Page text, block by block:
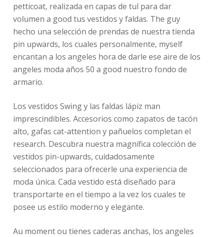
petticoat, realizada en capas de tul para dar
volumen a good tus vestidos y faldas. The guy
hecho una selección de prendas de nuestra tienda
pin upwards, los cuales personalmente, myself
encantan a los angeles hora de darle ese aire de los
angeles moda años 50 a good nuestro fondo de
armario.
Los vestidos Swing y las faldas lápiz man
imprescindibles. Accesorios como zapatos de tacón
alto, gafas cat-attention y pañuelos completan el
research. Descubra nuestra magnífica colección de
vestidos pin-upwards, cuidadosamente
seleccionados para ofrecerle una experiencia de
moda única. Cada vestido está diseñado para
transportarte en el tiempo a la vez los cuales te
posee us estilo moderno y elegante.
Au moment ou tienes caderas anchas, los angeles